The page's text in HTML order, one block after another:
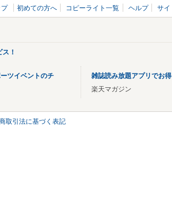
プ 初めての方へ コピーライト一覧 ヘルプ サイ
！
ツイベントのチ
雑誌読み放題アプリでお
楽天マガジン
取引法に基づく表記